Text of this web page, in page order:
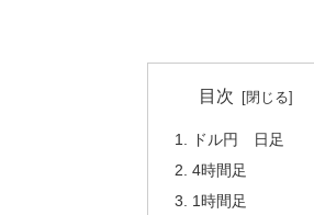
目次
ドル円 日足
4時間足
1時間足